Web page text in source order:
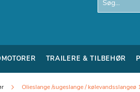
Search
TRAILERE & TILBEHØR
Olieslange /sugeslange /